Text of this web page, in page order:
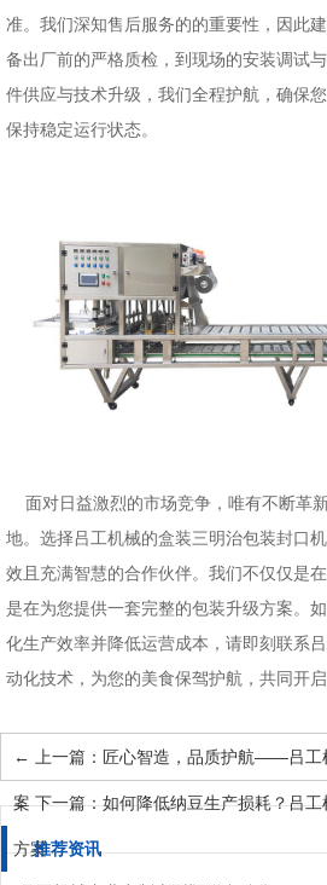
准。我们深知售后服务的的重要性，因此
备出厂前的严格质检，到现场的安装调试
件供应与技术升级，我们全程护航，确保
保持稳定运行状态。
面对日益激烈的市场竞争，唯有不断革
地。选择吕工机械的盒装三明治包装封口
效且充满智慧的合作伙伴。我们不仅仅是
是在为您提供一套完整的包装升级方案。
化生产效率并降低运营成本，请即刻联系
动化技术，为您的美食保驾护航，共同开
← 上一篇：匠心智造，品质护航——吕工
案
←下一篇：如何降低纳豆生产损耗？吕工
方案推荐资讯